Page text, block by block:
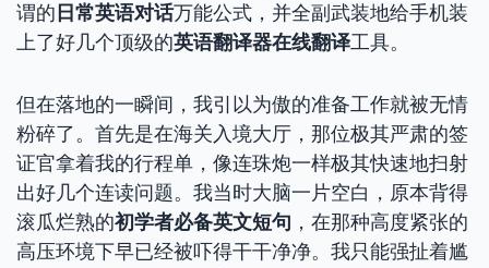
谓的 日常英语对话万能公式，并全副武装地给手机装
上了好几个顶级的英语翻译器在线翻译工具。
但在落地的一瞬间，我引以为傲的准备工作就被无情
粉碎了。首先是在海关入境大厅，那位极其严肃的签
证官拿着我的行程单，像连珠炮一样极其快速地扫射
出好几个连读问题。我当时大脑一片空白，原本背得
滚瓜烂熟的初学者必备英文短句 ，在那种高度紧张的
高压环境下早已经被吓得干干净净。我只能强扯着尴